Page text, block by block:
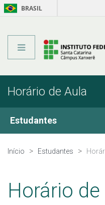
BRASIL
Horário de Aula
Estudantes
Calendário Acadêmico
Estágio
Início Estudantes
Horário de